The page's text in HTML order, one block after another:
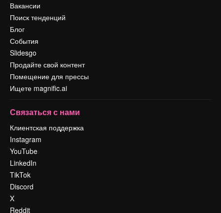
Вакансии
Поиск тенденций
Блог
События
Slidesgo
Продайте свой контент
Помещение для прессы
Ищете magnific.ai
Связаться с нами
Клиентская поддержка
Instagram
YouTube
LinkedIn
TikTok
Discord
X
Reddit